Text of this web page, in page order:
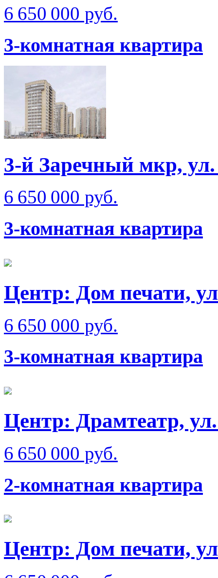
6 650 000 руб.
3-комнатная квартира
3-й Заречный мкр, ул.
6 650 000 руб.
3-комнатная квартира
Центр: Дом печати,
6 650 000 руб.
3-комнатная квартира
Центр: Драмтеатр,
6 650 000 руб.
2-комнатная квартира
Центр: Дом печати,